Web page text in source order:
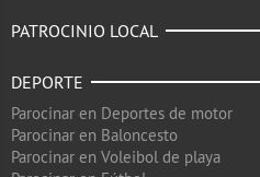
PATROCINIO LOCAL
DEPORTE
Parocinar en Deportes de motor
Parocinar en Baloncesto
Parocinar en Voleibol de playa